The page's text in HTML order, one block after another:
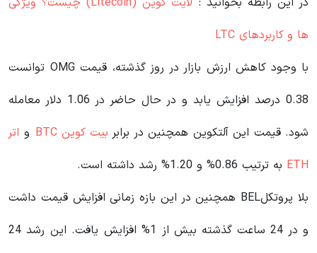
ها و کاربردهای LTC
با وجود کاهش ارزش بازار در روز گذشته، قیمت OMG توانست
0.38 درصد افزایش یابد و در حال حاضر در 1.06 دلار معامله
شود. قیمت این آلتکوین همچنین در برابر بیت کوین BTC و اتر
ETH به ترتیب 0.86% و 1.20% رشد داشته است.
بلا پروتکلBEL همچنین در این بازه زمانی افزایش قیمت داشت
و در 24 ساعت گذشته بیش از 1% افزایش یافت. این رشد 24